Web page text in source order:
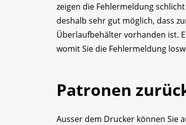
zeigen die Fehlermeldung
deshalb sehr gut möglich, dass
Überlaufbehälter vorhanden ist.
womit Sie die Fehlermeldung
Patronen
Ausser dem Drucker können Sie